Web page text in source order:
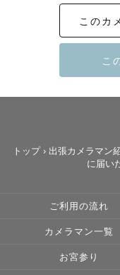
私は相手の気持ちに
影中も気配りは忘れ
まわりからも面倒見
当日はお客様の不安
た上で一緒に素敵な
このカ
トップ › 出張カメラマン
に届い
ご利用の流れ
カメラマン一覧
お宮参り